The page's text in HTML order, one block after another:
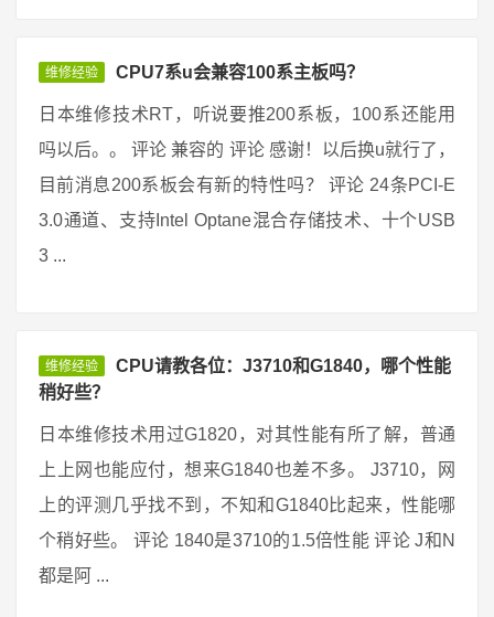
维修经验 CPU7系u会兼容100系主板吗？
日本维修技术RT，听说要推200系板，100系还能用
吗以后。。 评论 兼容的 评论 感谢！以后换u就行了，
目前消息200系板会有新的特性吗？ 评论 24条PCI-E
3.0通道、支持Intel Optane混合存储技术、十个USB
3 ...
维修经验
CPU请教各位：J3710和G1840，哪个性能
稍好些？
日本维修技术用过G1820，对其性能有所了解，普通
上上网也能应付，想来G1840也差不多。 J3710，网
上的评测几乎找不到，不知和G1840比起来，性能哪
个稍好些。 评论 1840是3710的1.5倍性能 评论 J和N
都是阿 ...